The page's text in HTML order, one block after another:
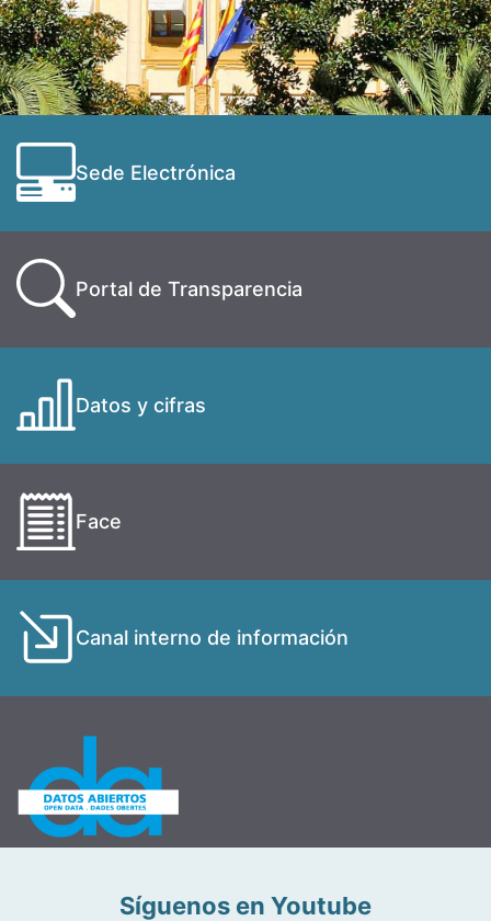
Sede Electrónica
Portal de Transparencia
Datos y cifras
Face
Canal interno de información
Síguenos en Youtube